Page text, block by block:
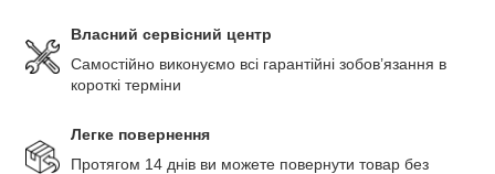
Власний сервісний центр
Самостійно виконуємо всі гарантійні зобов’язання в
короткі терміни
Легке повернення
Протягом 14 днів ви можете повернути товар без